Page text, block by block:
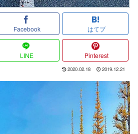
Facebook はてブ
LINE Pinterest
2020.02.18 2019.12.21